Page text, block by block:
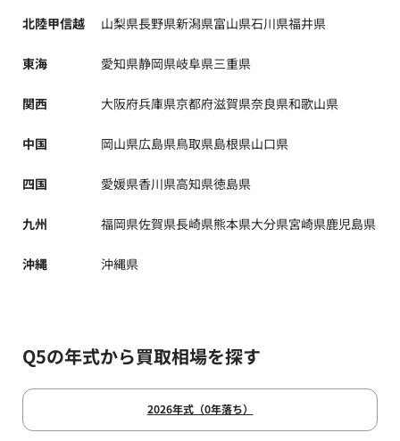
北陸甲信越 山梨県長野県新潟県富山県石川県福井県
東海 愛知県静岡県岐阜県三重県
関西 大阪府兵庫県京都府滋賀県奈良県和歌山県
中国 岡山県広島県鳥取県島根県山口県
四国 愛媛県香川県高知県徳島県
九州 福岡県佐賀県長崎県熊本県大分県宮崎県鹿児島県
沖縄 沖縄県
Q5の年式から買取相場を探す
2026年式（0年落ち）